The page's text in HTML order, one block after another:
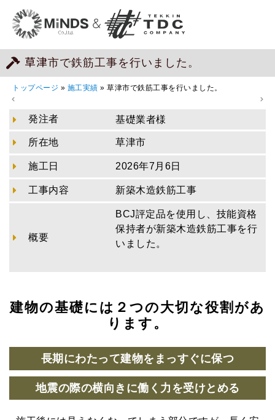
草津市で鉄筋工事を行いました。
トップページ » 施工実績 » 草津市で鉄筋工事を行いました。
発注者 基礎業者様
所在地 草津市
施工日 2026年7月6日
工事内容 新築木造鉄筋工事
概要
BCJ評定品を使用し、技能資格
保持者が新築木造鉄筋工事を行
いました。
建物の基礎には２つの大切な役割があ
ります。
長期にわたって建物をまっすぐに保つ
地震の際の横向きに働く力を受けとめる